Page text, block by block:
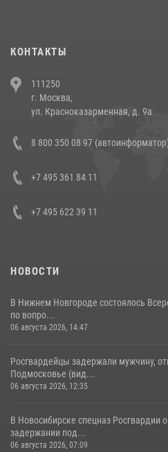
напавших на бригаду скорой помощи
14 июля 2026, 12:20
В Росгвардии прошла военно-
боевого опыта
КОНТАКТЫ
111250
г. Москва,
ул. Красноказарменная, д. 9а
8 800 350 08 97
+7 495 361 84 11
+7 495 622 39 11
НОВОСТИ
В Нижнем Новгороде состоялось
по вопро...
06 августа 2026, 14:47
Росгвардейцы задержали мужчину,
Подмосковье (вид...
06 августа 2026, 12:35
В Новосибирске спецназ Росгвардии
задержании под...
06 августа 2026, 07:09